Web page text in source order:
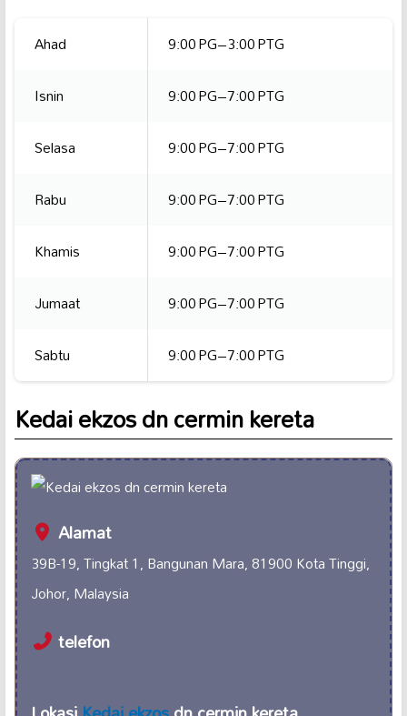
Ahad
9:00 PG–3:00 PTG
Isnin
9:00 PG–7:00 PTG
Selasa
9:00 PG–7:00 PTG
Rabu
9:00 PG–7:00 PTG
Khamis
9:00 PG–7:00 PTG
Jumaat
9:00 PG–7:00 PTG
Sabtu
9:00 PG–7:00 PTG
Kedai ekzos dn cermin kereta
Alamat
39B-19, Tingkat 1, Bangunan Mara, 81900 Kota Tinggi,
Johor, Malaysia
telefon